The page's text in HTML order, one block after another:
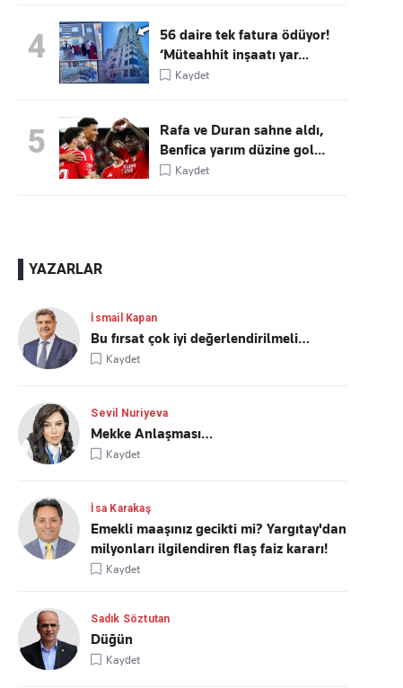
4
56 daire tek fatura ödüyor!
‘Müteahhit inşaatı yar...
Kaydet
5
Rafa ve Duran sahne aldı,
Benfica yarım düzine gol...
Kaydet
YAZARLAR
İsmail Kapan
Bu fırsat çok iyi değerlendirilmeli…
Kaydet
Sevil Nuriyeva
Mekke Anlaşması…
Kaydet
İsa Karakaş
Emekli maaşınız gecikti mi? Yargıtay'dan
milyonları ilgilendiren flaş faiz kararı!
Kaydet
Sadık Söztutan
Düğün
Kaydet